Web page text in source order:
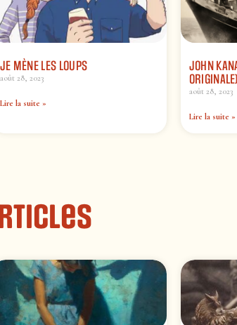
JE MÈNE LES LOUPS
août 28, 2023
Lire la suite »
JOHN
ORIGINALE)
août 28, 2023
Lire la suite »